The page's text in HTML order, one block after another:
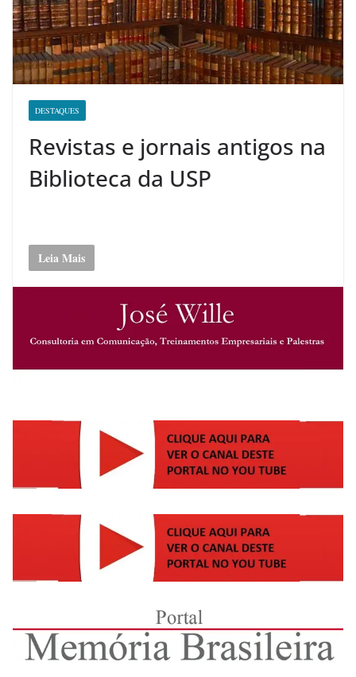
DESTAQUES
Revistas e jornais antigos na
Biblioteca da USP
Leia Mais